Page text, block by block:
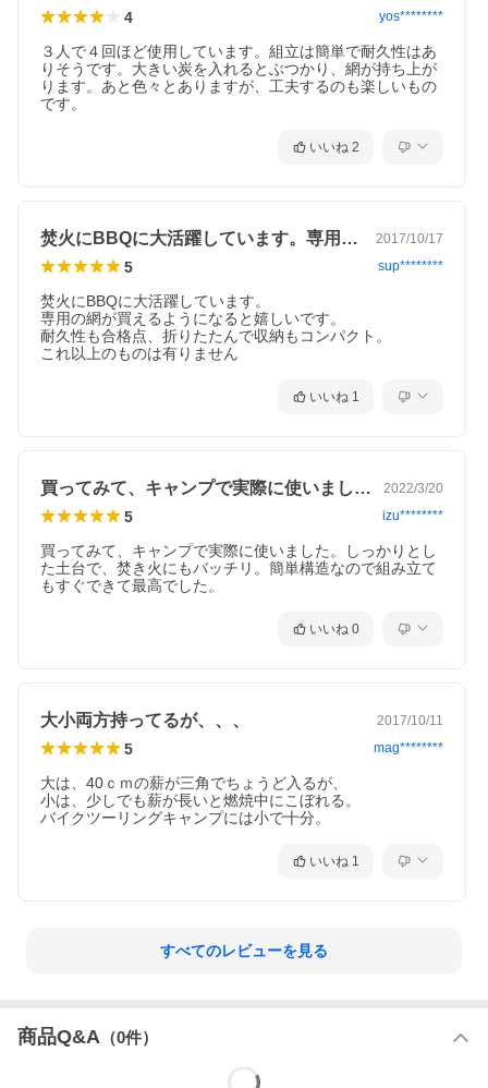
4 yos********
３人で４回ほど使用しています。組立は簡単で耐久性はあ
りそうです。大きい炭を入れるとぶつかり、網が持ち上が
ります。あと色々とありますが、工夫するのも楽しいもの
です。
いいね 2
焚火にBBQに大活躍しています。専用の… 2017/10/17
5 sup********
焚火にBBQに大活躍しています。
専用の網が買えるようになると嬉しいです。
耐久性も合格点、折りたたんで収納もコンパクト。
これ以上のものは有りません
いいね 1
買ってみて、キャンプで実際に使いました… 2022/3/20
5 izu********
買ってみて、キャンプで実際に使いました。しっかりとし
た土台で、焚き火にもバッチリ。簡単構造なので組み立て
もすぐできて最高でした。
いいね 0
大小両方持ってるが、、、 2017/10/11
5 mag********
大は、40ｃｍの薪が三角でちょうど入るが、
小は、少しでも薪が長いと燃焼中にこぼれる。
バイクツーリングキャンプには小で十分。
いいね 1
すべてのレビューを見る
商品Q&A （0件）